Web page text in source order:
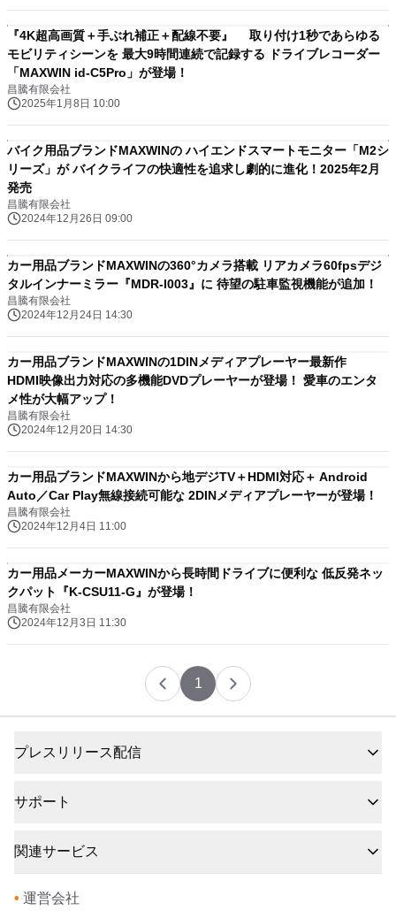
『4K超高画質＋手ぶれ補正＋配線不要』 取り付け1秒であらゆる
モビリティシーンを 最大9時間連続で記録する ドライブレコーダー
「MAXWIN id-C5Pro」が登場！
昌騰有限会社
2025年1月8日 10:00
バイク用品ブランドMAXWINの ハイエンドスマートモニター「M2シ
リーズ」が バイクライフの快適性を追求し劇的に進化！2025年2月
発売
昌騰有限会社
2024年12月26日 09:00
カー用品ブランドMAXWINの360°カメラ搭載 リアカメラ60fpsデジ
タルインナーミラー『MDR-I003』に 待望の駐車監視機能が追加！
昌騰有限会社
2024年12月24日 14:30
カー用品ブランドMAXWINの1DINメディアプレーヤー最新作
HDMI映像出力対応の多機能DVDプレーヤーが登場！ 愛車のエンタ
メ性が大幅アップ！
昌騰有限会社
2024年12月20日 14:30
カー用品ブランドMAXWINから地デジTV＋HDMI対応＋ Android
Auto／Car Play無線接続可能な 2DINメディアプレーヤーが登場！
昌騰有限会社
2024年12月4日 11:00
カー用品メーカーMAXWINから長時間ドライブに便利な 低反発ネッ
クパット『K-CSU11-G』が登場！
昌騰有限会社
2024年12月3日 11:30
1
プレスリリース配信
サポート
関連サービス
• 運営会社